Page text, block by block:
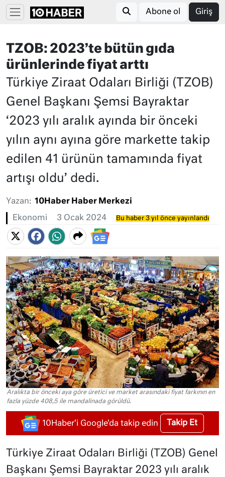
Abone ol Giriş
TZOB: 2023’te bütün gıda
ürünlerinde fiyat arttı
Türkiye Ziraat Odaları Birliği (TZOB)
Genel Başkanı Şemsi Bayraktar
‘2023 yılı aralık ayında bir önceki
yılın aynı ayına göre markette takip
edilen 41 ürünün tamamında fiyat
artışı oldu’ dedi.
Yazan: 10Haber Haber Merkezi
Ekonomi 3 Ocak 2024 Bu haber 3 yıl önce yayınlandı
Aralıkta bir önceki aya göre üretici ve market arasındaki fiyat farkının en
fazla yüzde 408,5 ile mandalinada görüldü.
10Haber'i Google'da takip edin Takip Et
Türkiye Ziraat Odaları Birliği (TZOB) Genel
Başkanı Şemsi Bayraktar 2023 yılı aralık